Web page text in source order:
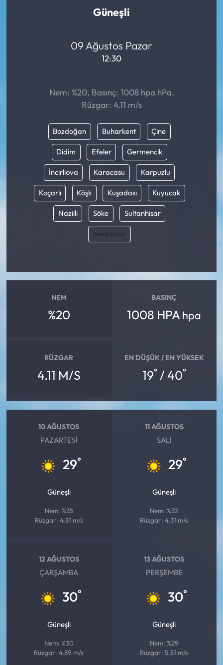
Güneşli
09 Ağustos Pazar
12:30
Nem: %20, Basınç: 1008 hpa hPa,
Rüzgar: 4.11 m/s
Bozdoğan Buharkent Çine
Didim Efeler Germencik
İncirliova Karacasu Karpuzlu
Koçarlı Köşk Kuşadası Kuyucak
Nazilli Söke Sultanhisar
Yenipazar
NEM
%20
BASINÇ
1008 HPA hpa
RÜZGAR
4.11 M/S
EN DÜŞÜK / EN YÜKSEK
19°/ 40°
10 AĞUSTOS
PAZARTESI
29°
Güneşli
Nem: %35
Rüzgar: 4.81 m/s
11 AĞUSTOS
SALI
29°
Güneşli
Nem: %32
Rüzgar: 4.31 m/s
12 AĞUSTOS
ÇARŞAMBA
30°
Güneşli
Nem: %30
Rüzgar: 4.89 m/s
13 AĞUSTOS
PERŞEMBE
30°
Güneşli
Nem: %29
Rüzgar: 5.81 m/s